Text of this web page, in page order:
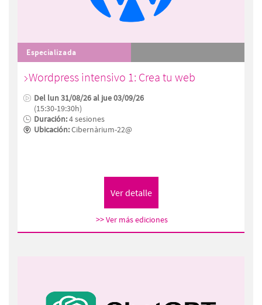
Especializada
Wordpress intensivo 1: Crea tu web
Del lun 31/08/26 al jue 03/09/26
(15:30-19:30h)
Duración:4 sesiones
Ubicación:Cibernàrium-22@
>> Ver más ediciones